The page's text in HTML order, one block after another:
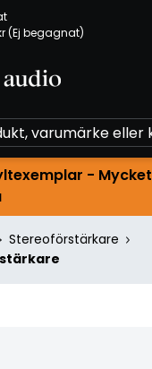
(Ej begagnat)
-
Stereoförstärkare